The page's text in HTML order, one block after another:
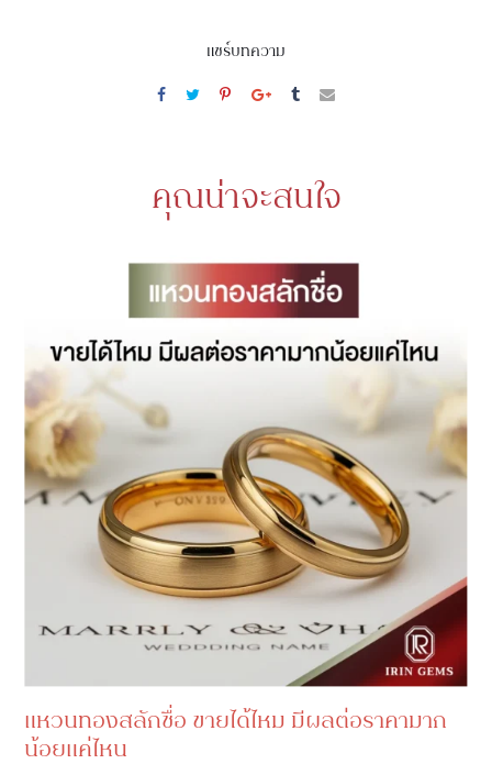
แชร์บทความ
คุณน่าจะสนใจ
แหวนทองสลักชื่อ ขายได้ไหม มีผลต่อราคามาก
น้อยแค่ไหน